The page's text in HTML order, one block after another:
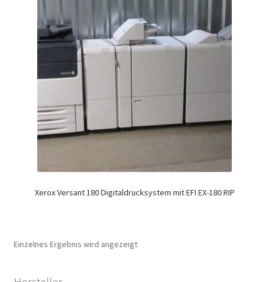
Xerox Versant 180 Digitaldrucksystem mit EFI EX-180 RIP
Einzelnes Ergebnis wird angezeigt